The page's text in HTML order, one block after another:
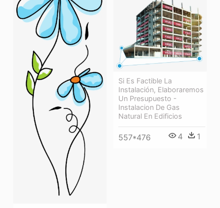
Si Es Factible La
Instalación, Elaboraremos
Un Presupuesto -
Instalacion De Gas
Natural En Edificios
557*476 4 1